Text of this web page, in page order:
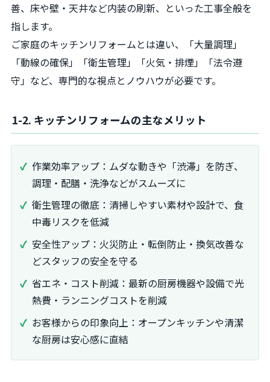
善、床や壁・天井など内装の刷新、といった工事全般を
指します。
ご家庭のキッチンリフォームとは違い、「大量調理」
「動線の確保」「衛生管理」「火気・排煙」「法令遵
守」など、専門的な視点とノウハウが必要です。
1-2. キッチンリフォームの主なメリット
作業効率アップ：ムダな動きや「渋滞」を防ぎ、
調理・配膳・洗浄などがスムーズに
衛生管理の徹底：清掃しやすい素材や設計で、食
中毒リスクを低減
安全性アップ：火災防止・転倒防止・換気改善な
どスタッフの安全を守る
省エネ・コスト削減：最新の厨房機器や設備で光
熱費・ランニングコストを削減
お客様からの印象向上：オープンキッチンや清潔
な厨房は安心感に直結